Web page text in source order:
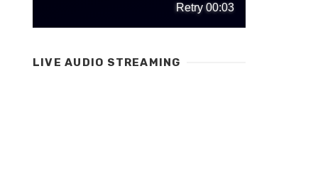
LIVE AUDIO STREAMING